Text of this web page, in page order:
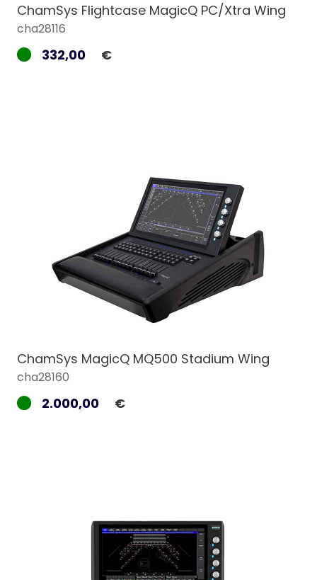
ChamSys Flightcase MagicQ PC/Xtra Wing
cha28116
332,00 €
ChamSys MagicQ MQ500 Stadium Wing
cha28160
2.000,00 €